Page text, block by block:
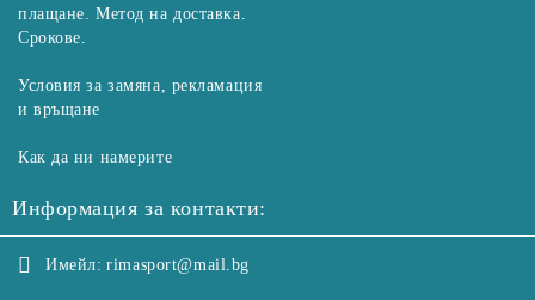
плащане. Метод на доставка.
Срокове.
Условия за замяна, рекламация
и връщане
Как да ни намерите
Информация за контакти:
Имейл: rimasport@mail.bg